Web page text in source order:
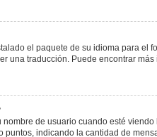
el paquete de su idioma para
una traducción. Puede encontrar
de usuario cuando esté
indicando la cantidad de